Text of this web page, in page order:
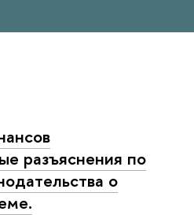
разъяснения по
о